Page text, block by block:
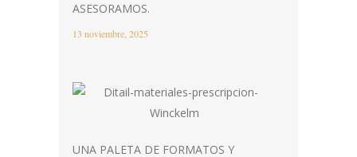
ASESORAMOS.
13 noviembre, 2025
UNA PALETA DE FORMATOS Y